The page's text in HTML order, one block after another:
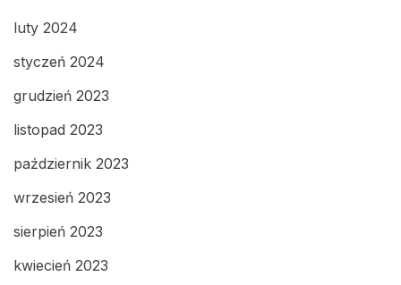
luty 2024
styczeń 2024
grudzień 2023
listopad 2023
październik 2023
wrzesień 2023
sierpień 2023
kwiecień 2023